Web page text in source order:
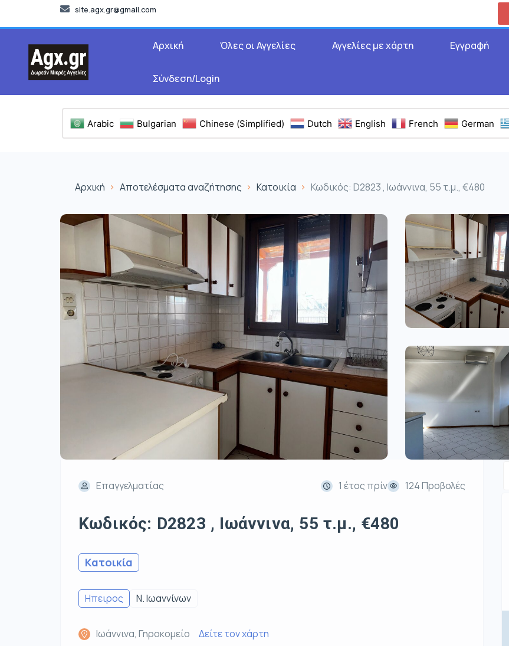
site.agx.gr@gmail.com
Αρχική Όλες οι Αγγελίες Αγγελίες με χάρτη Εγγραφή
Σύνδεση/Login
Arabic Bulgarian Chinese (Simplified) Dutch English French German
Αρχική Αποτελέσματα αναζήτησης Κατοικία Κωδικός: D2823 , Ιωάννινα, 55 τ.μ., €480
Επαγγελματίας 1 έτος πρίν 124 Προβολές
Κωδικός: D2823 , Ιωάννινα, 55 τ.μ., €480
Κατοικία
Ηπειρος Ν. Ιωαννίνων
Ιωάννινα, Γηροκομείο Δείτε τον χάρτη